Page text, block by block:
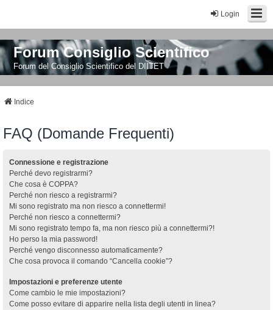
Login
Forum Consiglio Scientifico
Forum del Consiglio Scientifico del DIITET
Indice
FAQ (Domande Frequenti)
Connessione e registrazione
Perché devo registrarmi?
Che cosa è COPPA?
Perché non riesco a registrarmi?
Mi sono registrato ma non riesco a connettermi!
Perché non riesco a connettermi?
Mi sono registrato tempo fa, ma non riesco più a connettermi?!
Ho perso la mia password!
Perché vengo disconnesso automaticamente?
Che cosa provoca il comando “Cancella cookie”?
Impostazioni e preferenze utente
Come cambio le mie impostazioni?
Come posso evitare di apparire nella lista degli utenti in linea?